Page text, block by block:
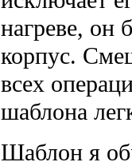
нагреве, он
корпус.
всех
шаблона
Шаблон я